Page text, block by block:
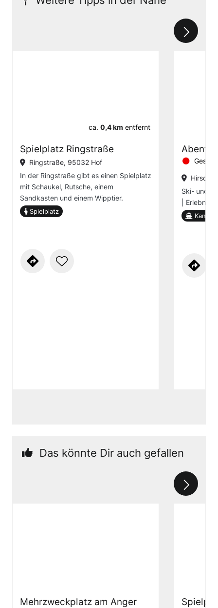
ca. 0,4 km entfernt
Spielplatz Ringstraße
Ringstraße, 95032 Hof
In der Ringstraße gibt es einen Spielplatz
mit Schaukel, Rutsche, einem
Sandkasten und einem Wipptier.
Spielplatz
Ski- und
|
Das könnte Dir auch gefallen
Mehrzweckplatz am Anger